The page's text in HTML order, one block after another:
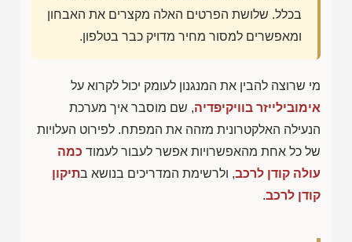
בכלל. שלושת הפרטים האלה מקצרים את האבחון
ומאפשרים למסור מחיר מדויק כבר בטלפון.
מי שרוצה להבין את המנגנון לעומק יכול לקרוא על
אימובילייזר בוויקיפדיה, שם מוסבר איך מערכת
הנעילה האלקטרונית מזהה את המפתח. לפירוט העלויות
של כל אחת מהאפשרויות אפשר לעבור לעמוד כמה
עולה קודן לרכב, ולרשימת המדריכים בנושא בתיקון
קודן לרכב.